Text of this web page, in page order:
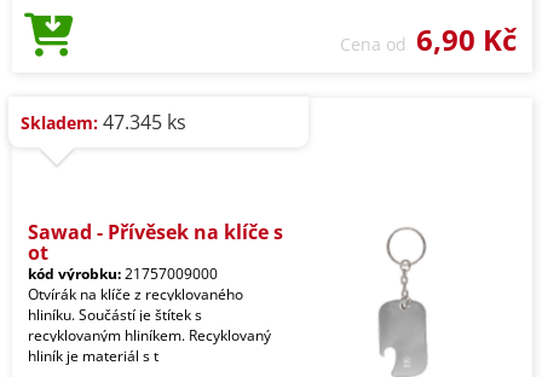
Cena od 6,90 Kč
Skladem: 47.345 ks
Sawad - Přívěsek na klíče s
ot
kód výrobku:21757009000
Otvírák na klíče z recyklovaného
hliníku. Součástí je štítek s
recyklovaným hliníkem. Recyklovaný
hliník je materiál s t